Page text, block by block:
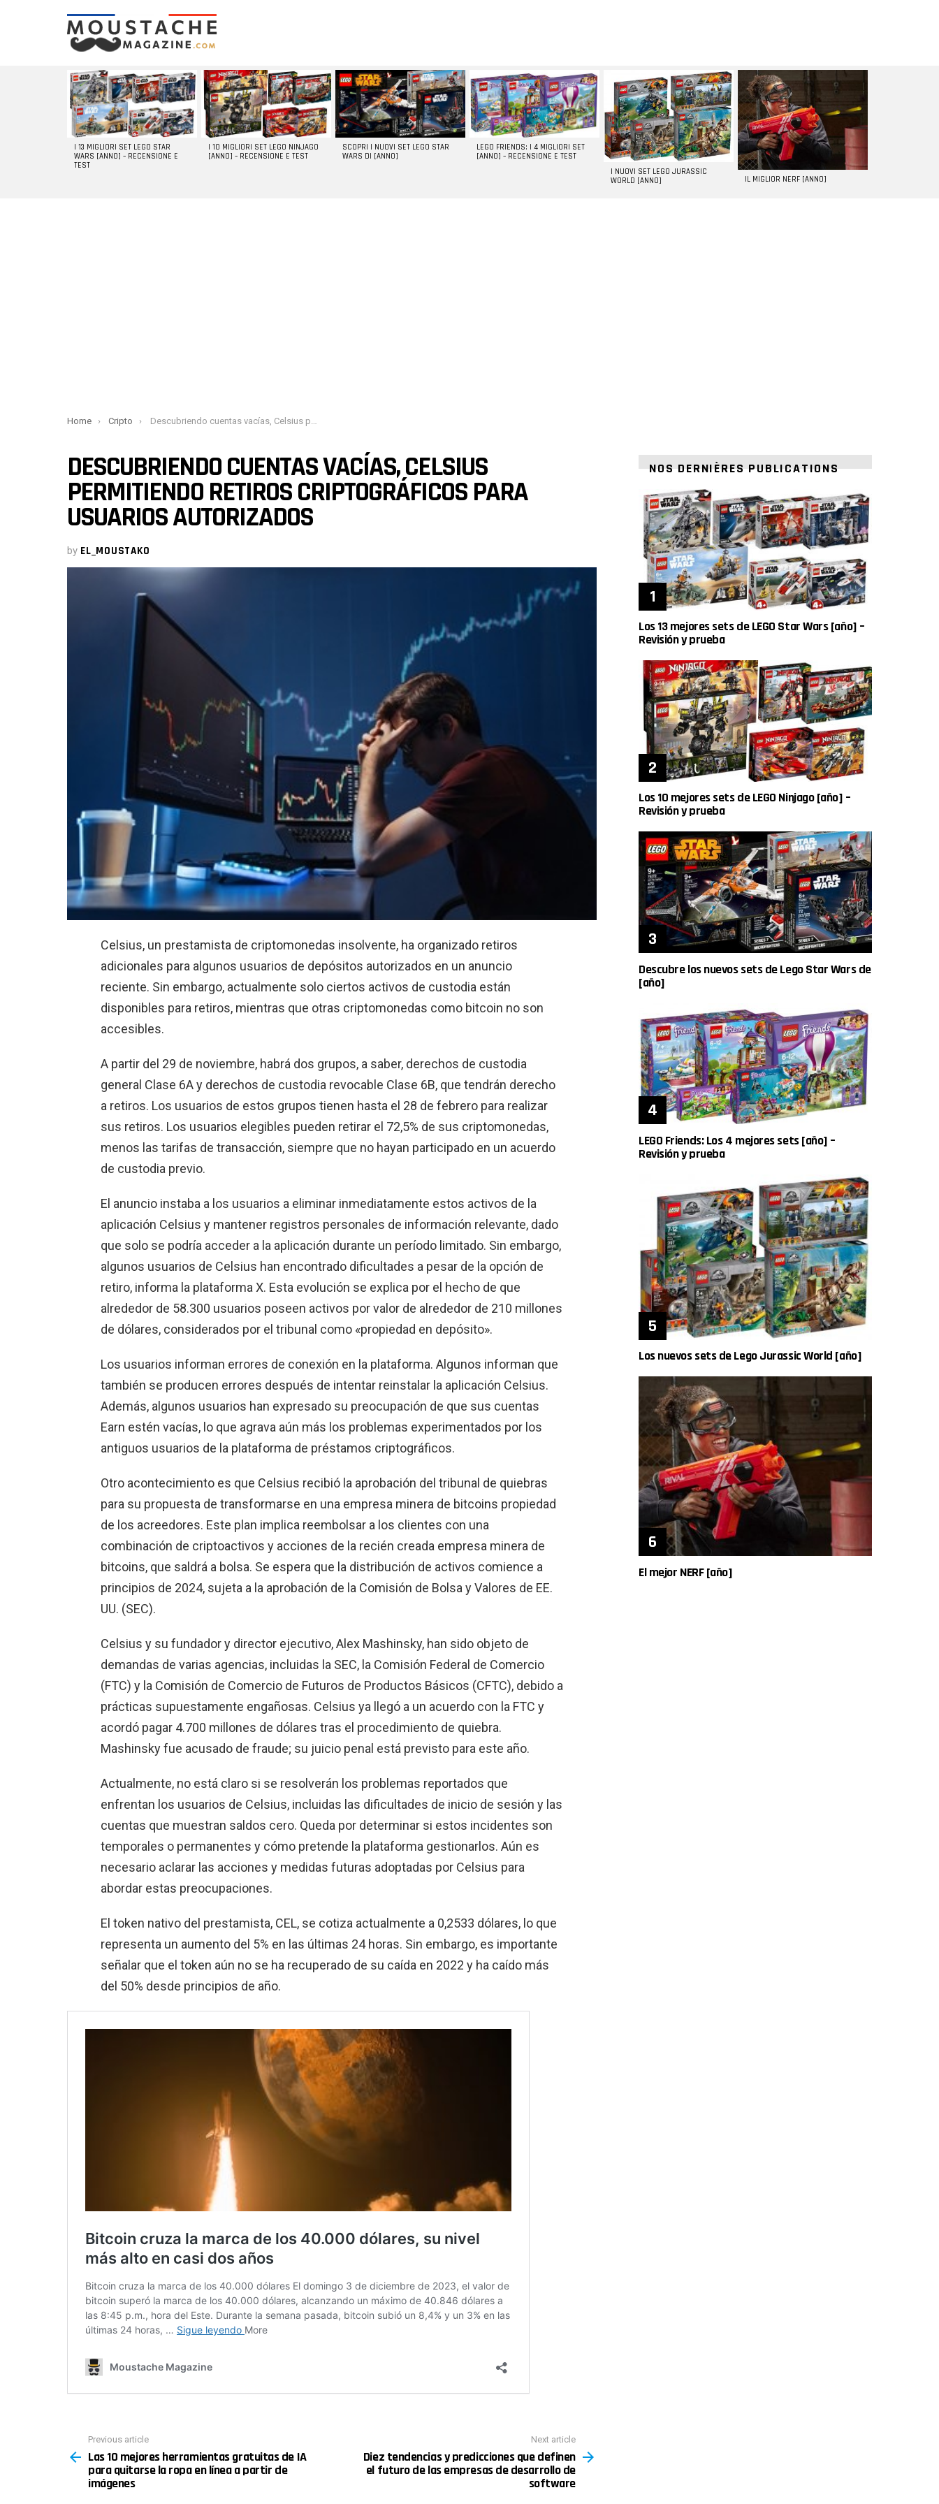
LATEST
STORIES
I 13 MIGLIORI SET LEGO STAR
WARS [ANNO] – RECENSIONE E
TEST
I 10 MIGLIORI SET LEGO NINJAGO
[ANNO] – RECENSIONE E TEST
SCOPRI I NUOVI SET LEGO STAR
WARS DI [ANNO]
LEGO FRIENDS: I 4 MIGLIORI SET
[ANNO] – RECENSIONE E TEST
I NUOVI SET LEGO JURASSIC
WORLD [ANNO]
IL MIGLIOR NERF [ANNO]
You are here:
Home Cripto Descubriendo cuentas vacías, Celsius permitiendo retiros criptográficos para usuarios autorizados
DESCUBRIENDO CUENTAS VACÍAS, CELSIUS
PERMITIENDO RETIROS CRIPTOGRÁFICOS PARA
USUARIOS AUTORIZADOS
by EL_MOUSTAKO
Celsius, un prestamista de criptomonedas insolvente, ha organizado retiros
adicionales para algunos usuarios de depósitos autorizados en un anuncio
reciente. Sin embargo, actualmente solo ciertos activos de custodia están
disponibles para retiros, mientras que otras criptomonedas como bitcoin no son
accesibles.
A partir del 29 de noviembre, habrá dos grupos, a saber, derechos de custodia
general Clase 6A y derechos de custodia revocable Clase 6B, que tendrán derecho
a retiros. Los usuarios de estos grupos tienen hasta el 28 de febrero para realizar
sus retiros. Los usuarios elegibles pueden retirar el 72,5% de sus criptomonedas,
menos las tarifas de transacción, siempre que no hayan participado en un acuerdo
de custodia previo.
El anuncio instaba a los usuarios a eliminar inmediatamente estos activos de la
aplicación Celsius y mantener registros personales de información relevante, dado
que solo se podría acceder a la aplicación durante un período limitado. Sin embargo,
algunos usuarios de Celsius han encontrado dificultades a pesar de la opción de
retiro, informa la plataforma X. Esta evolución se explica por el hecho de que
alrededor de 58.300 usuarios poseen activos por valor de alrededor de 210 millones
de dólares, considerados por el tribunal como «propiedad en depósito».
Los usuarios informan errores de conexión en la plataforma. Algunos informan que
también se producen errores después de intentar reinstalar la aplicación Celsius.
Además, algunos usuarios han expresado su preocupación de que sus cuentas
Earn estén vacías, lo que agrava aún más los problemas experimentados por los
antiguos usuarios de la plataforma de préstamos criptográficos.
Otro acontecimiento es que Celsius recibió la aprobación del tribunal de quiebras
para su propuesta de transformarse en una empresa minera de bitcoins propiedad
de los acreedores. Este plan implica reembolsar a los clientes con una
combinación de criptoactivos y acciones de la recién creada empresa minera de
bitcoins, que saldrá a bolsa. Se espera que la distribución de activos comience a
principios de 2024, sujeta a la aprobación de la Comisión de Bolsa y Valores de EE.
UU. (SEC).
Celsius y su fundador y director ejecutivo, Alex Mashinsky, han sido objeto de
demandas de varias agencias, incluidas la SEC, la Comisión Federal de Comercio
(FTC) y la Comisión de Comercio de Futuros de Productos Básicos (CFTC), debido a
prácticas supuestamente engañosas. Celsius ya llegó a un acuerdo con la FTC y
acordó pagar 4.700 millones de dólares tras el procedimiento de quiebra.
Mashinsky fue acusado de fraude; su juicio penal está previsto para este año.
Actualmente, no está claro si se resolverán los problemas reportados que
enfrentan los usuarios de Celsius, incluidas las dificultades de inicio de sesión y las
cuentas que muestran saldos cero. Queda por determinar si estos incidentes son
temporales o permanentes y cómo pretende la plataforma gestionarlos. Aún es
necesario aclarar las acciones y medidas futuras adoptadas por Celsius para
abordar estas preocupaciones.
El token nativo del prestamista, CEL, se cotiza actualmente a 0,2533 dólares, lo que
representa un aumento del 5% en las últimas 24 horas. Sin embargo, es importante
señalar que el token aún no se ha recuperado de su caída en 2022 y ha caído más
del 50% desde principios de año.
more
Previous article
Las 10 mejores herramientas gratuitas de IA
para quitarse la ropa en línea a partir de
imágenes
Next article
Diez tendencias y predicciones que definen
el futuro de las empresas de desarrollo de
software
NOS DERNIÈRES PUBLICATIONS
Los 13 mejores sets de LEGO Star Wars [año] –
Revisión y prueba
Los 10 mejores sets de LEGO Ninjago [año] –
Revisión y prueba
Descubre los nuevos sets de Lego Star Wars de
[año]
LEGO Friends: Los 4 mejores sets [año] –
Revisión y prueba
Los nuevos sets de Lego Jurassic World [año]
El mejor NERF [año]